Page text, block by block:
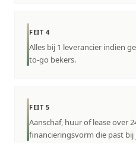
FEIT 4
Alles bij 1 leverancier indien
to-go bekers.
FEIT 5
Aanschaf, huur of lease over
financieringsvorm die past